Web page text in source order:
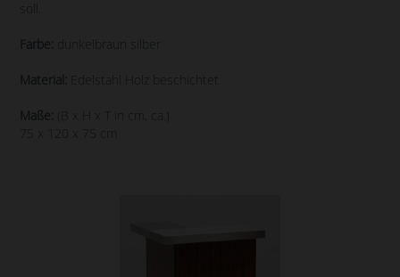
Farbe: dunkelbraun silber
Material: Edelstahl Holz beschichtet
Maße:
(B x H x T in cm, ca.)
75 x 120 x 75 cm